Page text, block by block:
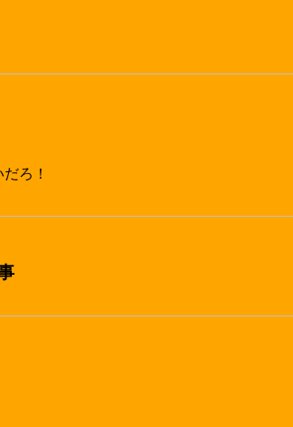
ろ！